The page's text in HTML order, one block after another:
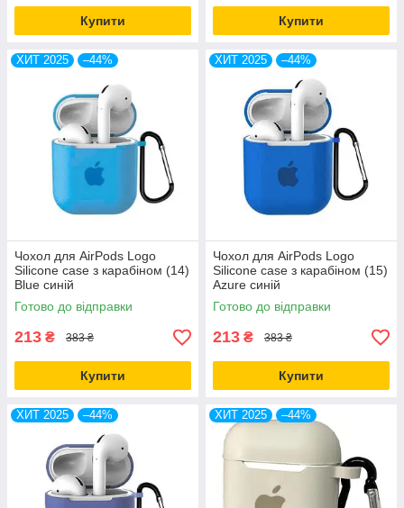
Купити Купити
ХИТ 2025 –44%
Чохол для AirPods Logo
Silicone case з карабіном (14)
Blue синій
Готово до відправки
213 ₴ 383 ₴
Купити
ХИТ 2025 –44%
Чохол для AirPods Logo
Silicone case з карабіном (15)
Azure синій
Готово до відправки
213 ₴ 383 ₴
Купити
ХИТ 2025 –44% ХИТ 2025 –44%